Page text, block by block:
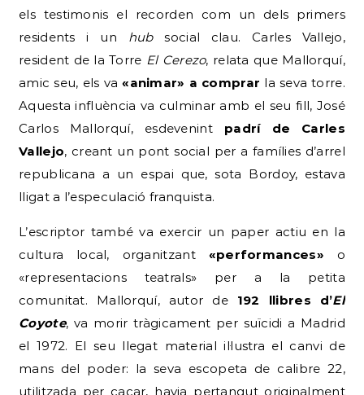
els testimonis el recorden com un dels primers
residents i un hubsocial clau. Carles Vallejo,
resident de la Torre El Cerezo, relata que Mallorquí,
amic seu, els va«animar» a comprar la seva torre.
Aquesta influència va culminar amb el seu fill, José
Carlos Mallorquí, esdevenint padrí de Carles
Vallejo, creant un pont social per a famílies d’arrel
republicana a un espai que, sota Bordoy, estava
lligat a l’especulació franquista.
L’escriptor també va exercir un paper actiu en la
cultura local, organitzant «performances» o
«representacions teatrals» per a la petita
comunitat. Mallorquí, autor de 192 llibres d’El
Coyote, va morir tràgicament per suïcidi a Madrid
el 1972. El seu llegat material il·lustra el canvi de
mans del poder: la seva escopeta de calibre 22,
utilitzada per caçar, havia pertangut originalment